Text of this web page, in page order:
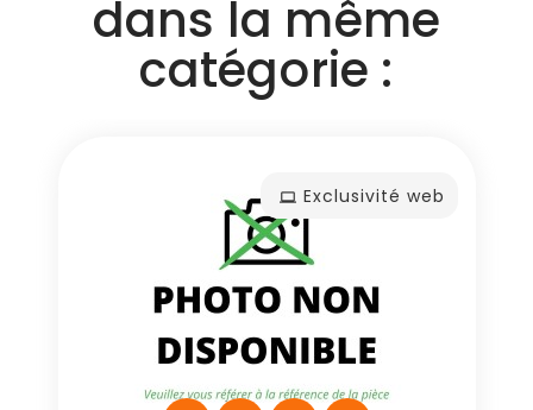
dans la même
catégorie :
Exclusivité web